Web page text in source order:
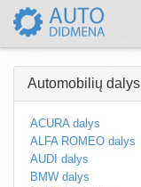
Automobilių dalys
ACURA dalys
ALFA ROMEO dalys
AUDI dalys
BMW dalys